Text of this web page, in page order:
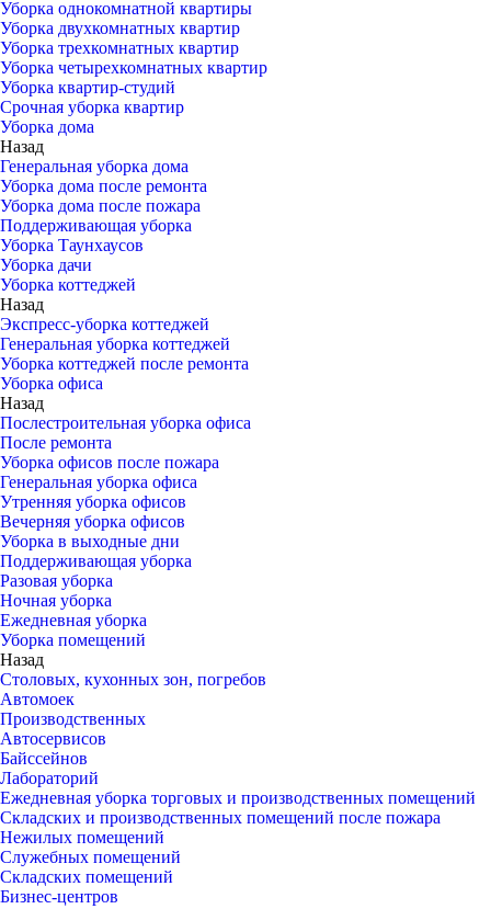
Уборка однокомнатной квартиры
Уборка двухкомнатных квартир
Уборка трехкомнатных квартир
Уборка четырехкомнатных квартир
Уборка квартир-студий
Срочная уборка квартир
Уборка дома
Назад
Генеральная уборка дома
Уборка дома после ремонта
Уборка дома после пожара
Поддерживающая уборка
Уборка Таунхаусов
Уборка дачи
Уборка коттеджей
Назад
Экспресс-уборка коттеджей
Генеральная уборка коттеджей
Уборка коттеджей после ремонта
Уборка офиса
Назад
Послестроительная уборка офиса
После ремонта
Уборка офисов после пожара
Генеральная уборка офиса
Утренняя уборка офисов
Вечерняя уборка офисов
Уборка в выходные дни
Поддерживающая уборка
Разовая уборка
Ночная уборка
Ежедневная уборка
Уборка помещений
Назад
Столовых, кухонных зон, погребов
Автомоек
Производственных
Автосервисов
Байссейнов
Лабораторий
Ежедневная уборка торговых и производственных помещений
Складских и производственных помещений после пожара
Нежилых помещений
Служебных помещений
Складских помещений
Бизнес-центров